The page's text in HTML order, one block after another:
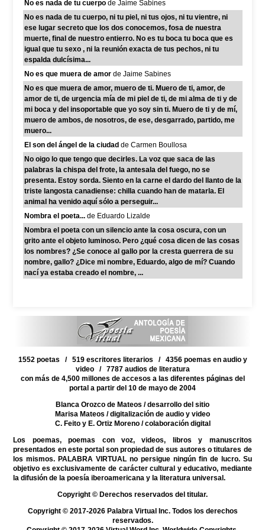
No es nada de tu cuerpo de Jaime Sabines
No es nada de tu cuerpo, ni tu piel, ni tus ojos, ni tu vientre, ni
ese lugar secreto que los dos conocemos, fosa de nuestra
muerte, final de nuestro entierro. No es tu boca tu boca que es
igual que tu sexo , ni la reunión exacta de tus pechos, ni tu
espalda dulcísima...
No es que muera de amor de Jaime Sabines
No es que muera de amor, muero de ti. Muero de ti, amor, de
amor de ti, de urgencia mía de mi piel de ti, de mi alma de ti y de
mi boca y del insoportable que yo soy sin ti. Muero de ti y de mí,
muero de ambos, de nosotros, de ese, desgarrado, partido, me
muero...
El son del ángel de la ciudad de Carmen Boullosa
No oigo lo que tengo que decirles. La voz que saca de las
palabras la chispa del frote, la antesala del fuego, no se
presenta. Estoy sorda. Siento en la carne el dardo del llanto de la
triste langosta canadiense: chilla cuando han de matarla. El
animal ha venido aquí sólo a perseguir...
Nombra el poeta... de Eduardo Lizalde
Nombra el poeta con un silencio ante la cosa oscura, con un
grito ante el objeto luminoso. Pero ¿qué cosa dicen de las cosas
los nombres? ¿Se conoce al gallo por la cresta guerrera de su
nombre, gallo? ¿Dice mi nombre, Eduardo, algo de mí? Cuando
nací ya estaba creado el nombre, ...
1552 poetas / 519 escritores literarios / 4356 poemas en audio y
video / 7787 audios de literatura
con más de 4,500 millones de accesos a las diferentes páginas del
portal a partir del 10 de mayo de 2004
Blanca Orozco de Mateos / desarrollo del sitio
Marisa Mateos / digitalización de audio y video
C. Feito y E. Ortiz Moreno/ colaboración digital
Los poemas, poemas con voz, videos, libros y manuscritos
presentados en este portal son propiedad de sus autores o titulares de
los mismos. PALABRA VIRTUAL no persigue ningún fin de lucro. Su
objetivo es exclusivamente de carácter cultural y educativo, mediante
la difusión de la poesía iberoamericana y la literatura universal.
Copyright © Derechos reservados del titular.
Copyright © 2017-2026 Palabra Virtual Inc. Todos los derechos
reservados.